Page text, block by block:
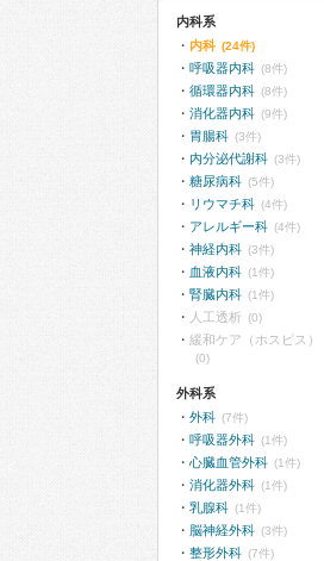
内科系
内科 (24件)
呼吸器内科 (8件)
循環器内科 (8件)
消化器内科 (9件)
胃腸科 (3件)
内分泌代謝科 (3件)
糖尿病科 (5件)
リウマチ科 (4件)
アレルギー科 (4件)
神経内科 (3件)
血液内科 (1件)
腎臓内科 (1件)
人工透析 (0)
緩和ケア（ホスピス）
(0)
外科系
外科 (7件)
呼吸器外科 (1件)
心臓血管外科 (1件)
消化器外科 (1件)
乳腺科 (1件)
脳神経外科 (3件)
整形外科 (7件)